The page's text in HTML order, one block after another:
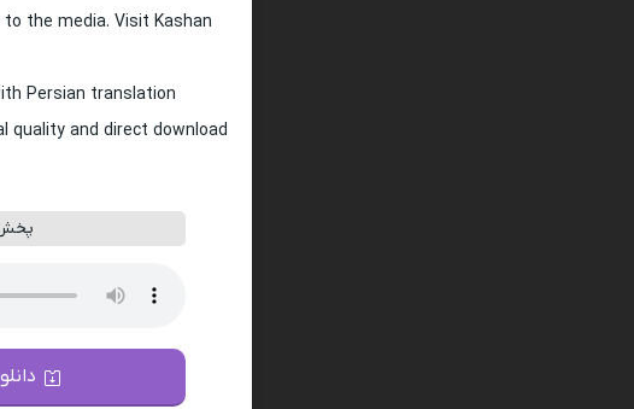
the media. Visit Kashan
Persian translation
quality and direct download